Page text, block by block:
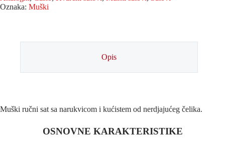
Oznaka: Muški
Opis
Muški ručni sat sa narukvicom i kućistem od nerdjajućeg čelika.
OSNOVNE KARAKTERISTIKE